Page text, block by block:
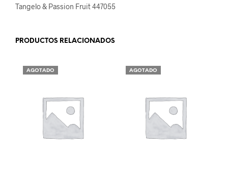
Tangelo & Passion Fruit 447055
PRODUCTOS RELACIONADOS
AGOTADO AGOTADO